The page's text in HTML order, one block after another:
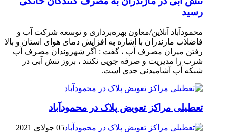
رسيد
محمودآباد آنلاین/معاون بهره‌برداری و توسعه شرکت آب و
فاضلاب مازندران با اشاره به افزایش دمای هوای استان و بالا
رفتن میزان مصرف آب ، گفت : اگر شهروندان مصرف آب
شرب را مدیریت و صرفه جویی نکنند ، بروز تنش آبی در
شبکه آب آشامیدنی جدی است.
تعطیلی مراکز تعویض پلاک در محمودآباد
05 جولای 2021